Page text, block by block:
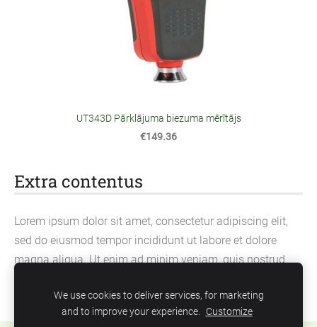
Extra contentus
Lorem ipsum dolor sit amet, consectetur adipiscing elit,
sed do eiusmod tempor incididunt ut labore et dolore
magna aliqua. Ut enim ad minim veniam, quis nostrud
commodo consequat.
UT343D Pārklājuma biezuma mērītājs
€149.36
We use cookies to deliver services, for marketing
and to improve your experience. Customize